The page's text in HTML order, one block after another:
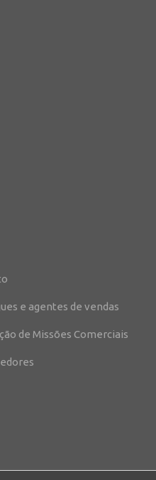
e agentes de vendas
de Missões Comerciais